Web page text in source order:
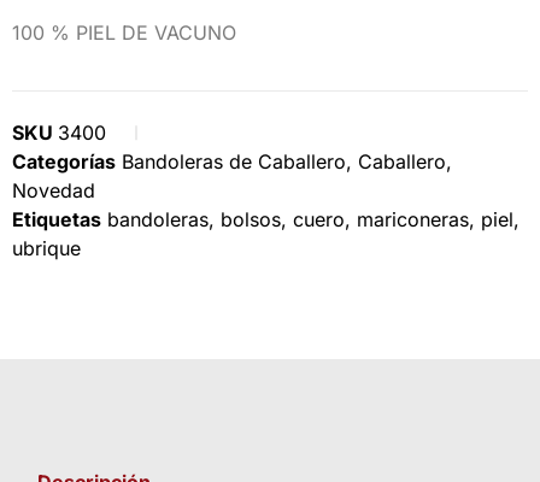
100 % PIEL DE VACUNO
SKU 3400
Categorías Bandoleras de Caballero, Caballero,
Novedad
Etiquetas bandoleras, bolsos, cuero, mariconeras, piel,
ubrique